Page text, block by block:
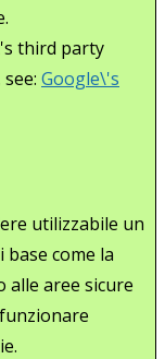
third party
Google\'s
utilizzabile un
come la
alle aree sicure